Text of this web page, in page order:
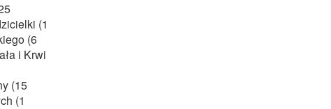
(1
(6
i Krwi
(15
(1